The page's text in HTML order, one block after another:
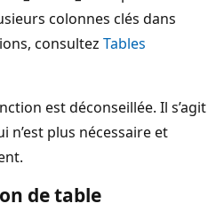
colonnes clés dans
consultez Tables
est déconseillée. Il s’agit
n’est plus nécessaire et
de table